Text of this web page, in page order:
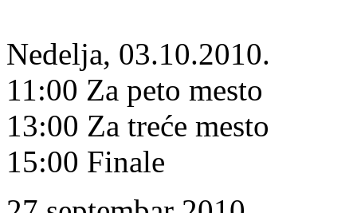
Nedelja, 03.10.2010.
11:00 Za peto mesto
13:00 Za treće mesto
15:00 Finale